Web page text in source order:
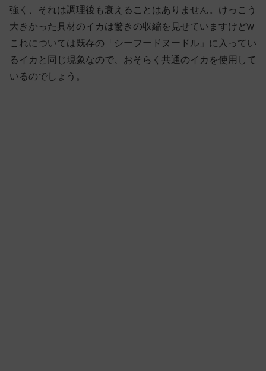
強く、それは調理後も衰えることはありません。けっこう
大きかった具材のイカは驚きの収縮を見せていますけどw
これについては既存の「シーフードヌードル」に入ってい
るイカと同じ現象なので、おそらく共通のイカを使用して
いるのでしょう。